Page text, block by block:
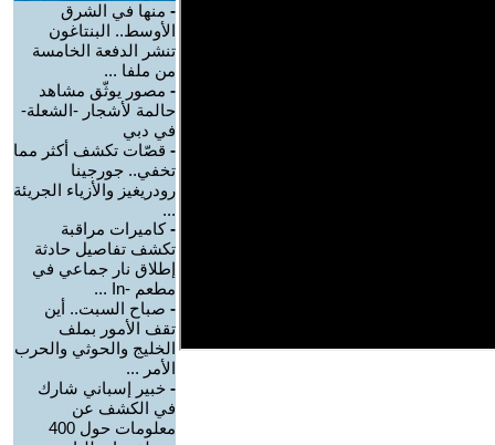
- منها في الشرق
الأوسط.. البنتاغون
تنشر الدفعة الخامسة
من ملفا ...
- مصور يوثّق مشاهد
حالمة لأشجار -الشعلة-
في دبي
- قصّات تكشف أكثر مما
تخفي.. جورجينا
رودريغيز والأزياء الجريئة
...
-كاميرات مراقبة
تكشف تفاصيل حادثة
إطلاق نار جماعي في
مطعم -In ...
- صباح السبت.. أين
تقف الأمور بملف
الخليج والحوثي والحرب
الأمر ...
- خبير إسباني شارك
في الكشف عن
معلومات حول 400